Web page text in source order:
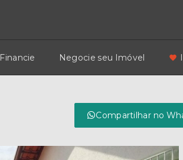
Financie Negocie seu Imóvel
Compartilhar no